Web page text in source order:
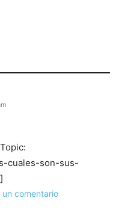
cuales-son-sus-
comentario